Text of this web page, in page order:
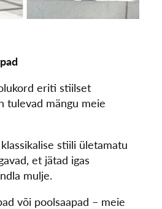
eriti stiilset
tulevad mängu meie
stiili ületamatu
et jätad igas
mulje.
või poolsaapad – meie